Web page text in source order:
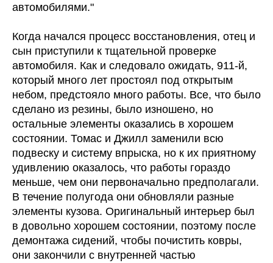
автомобилями."
Когда начался процесс восстановления, отец и
сын приступили к тщательной проверке
автомобиля. Как и следовало ожидать, 911-й,
который много лет простоял под открытым
небом, предстояло много работы. Все, что было
сделано из резины, было изношено, но
остальные элементы оказались в хорошем
состоянии. Томас и Джилл заменили всю
подвеску и систему впрыска, но к их приятному
удивлению оказалось, что работы гораздо
меньше, чем они первоначально предполагали.
В течение полугода они обновляли разные
элементы кузова. Оригинальный интерьер был
в довольно хорошем состоянии, поэтому после
демонтажа сидений, чтобы почистить ковры,
они закончили с внутренней частью